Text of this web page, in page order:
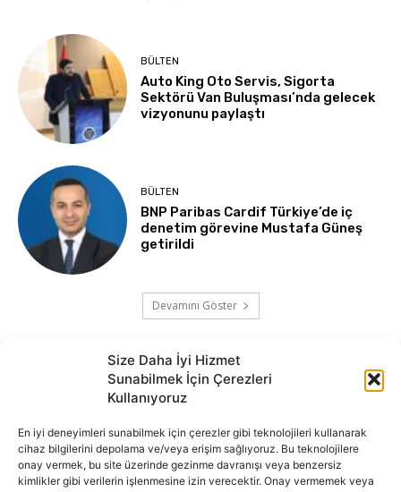
Size Daha İyi Hizmet
Sunabilmek İçin Çerezleri
Kullanıyoruz
En iyi deneyimleri sunabilmek için çerezler gibi teknolojileri kullanarak
cihaz bilgilerini depolama ve/veya erişim sağlıyoruz. Bu teknolojilere
onay vermek, bu site üzerinde gezinme davranışı veya benzersiz
kimlikler gibi verilerin işlenmesine izin verecektir. Onay vermemek veya
BÜLTEN
Auto King Oto Servis, Sigorta
Sektörü Van Buluşması’nda gelecek
vizyonunu paylaştı
BÜLTEN
BNP Paribas Cardif Türkiye’de iç
denetim görevine Mustafa Güneş
getirildi
Devamını Göster
İnternet portalımızda yer alan tüm haber metini, resim ve benzeri
içeriğin hakları Sigortamedya Yayıncılık A.Ş.'ye aittir. Hiçbir şekilde